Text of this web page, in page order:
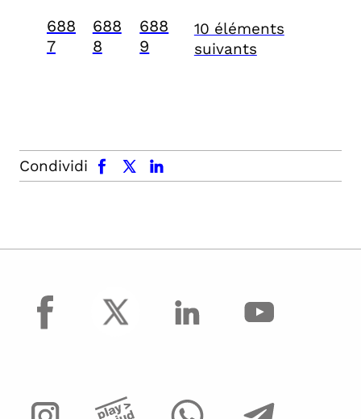
688
7
688
8
688
9
10 éléments
suivants
Condividi
facebook x.com linkedin
facebook